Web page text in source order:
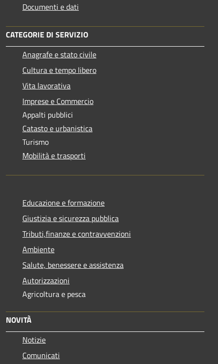
Documenti e dati
CATEGORIE DI SERVIZIO
Anagrafe e stato civile
Cultura e tempo libero
Vita lavorativa
Imprese e Commercio
Appalti pubblici
Catasto e urbanistica
Turismo
Mobilità e trasporti
Educazione e formazione
Giustizia e sicurezza pubblica
Tributi,finanze e contravvenzioni
Ambiente
Salute, benessere e assistenza
Autorizzazioni
Agricoltura e pesca
NOVITÀ
Notizie
Comunicati